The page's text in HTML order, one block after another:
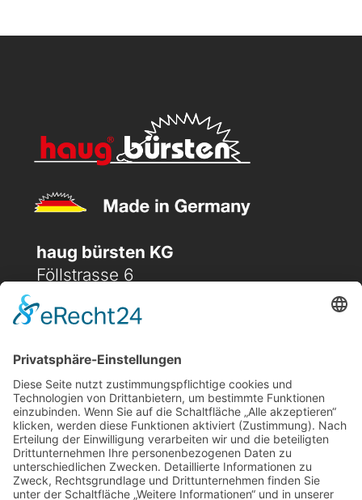
haug bürsten KG
Föllstrasse 6
D-86343 Königsbrunn
 (+49) 08231 / 96 30 96
 office@haugbuersten.de
Weitere Seiten
Hygienesortiment
Haushaltssortiment